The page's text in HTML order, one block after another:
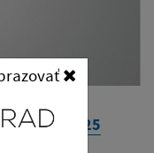
18.3.2025